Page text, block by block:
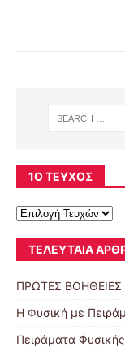
1Ο ΤΕΎΧΟΣ
ΤΕΛΕΥΤΑΊΑ
ΠΡΩΤΕΣ ΒΟΗΘΕΙΕΣ
Η Φυσική με
Πειράματα Φυσικής